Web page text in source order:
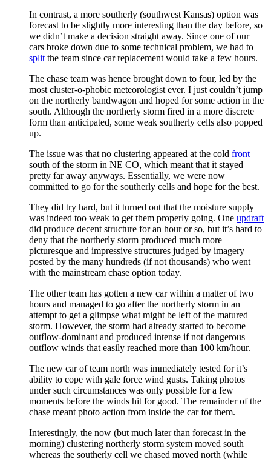
In contrast, a more southerly (southwest Kansas) option was
forecast to be slightly more interesting than the day before, so
we didn’t make a decision straight away. Since one of our
cars broke down due to some technical problem, we had to
split the team since car replacement would take a few hours.
The chase team was hence brought down to four, led by the
most cluster-o-phobic meteorologist ever. I just couldn’t jump
on the northerly bandwagon and hoped for some action in the
south. Although the northerly storm fired in a more discrete
form than anticipated, some weak southerly cells also popped
up.
The issue was that no clustering appeared at the cold front
south of the storm in NE CO, which meant that it stayed
pretty far away anyways. Essentially, we were now
committed to go for the southerly cells and hope for the best.
They did try hard, but it turned out that the moisture supply
was indeed too weak to get them properly going. One updraft
did produce decent structure for an hour or so, but it’s hard to
deny that the northerly storm produced much more
picturesque and impressive structures judged by imagery
posted by the many hundreds (if not thousands) who went
with the mainstream chase option today.
The other team has gotten a new car within a matter of two
hours and managed to go after the northerly storm in an
attempt to get a glimpse what might be left of the matured
storm. However, the storm had already started to become
outflow-dominant and produced intense if not dangerous
outflow winds that easily reached more than 100 km/hour.
The new car of team north was immediately tested for it’s
ability to cope with gale force wind gusts. Taking photos
under such circumstances was only possible for a few
moments before the winds hit for good. The remainder of the
chase meant photo action from inside the car for them.
Interestingly, the now (but much later than forecast in the
morning) clustering northerly storm system moved south
whereas the southerly cell we chased moved north (while